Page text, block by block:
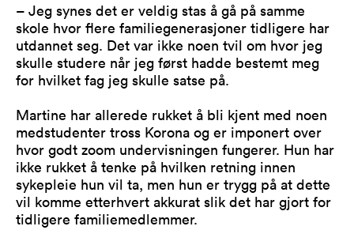
– Jeg synes det er veldig stas å gå på samme
skole hvor flere familiegenerasjoner tidligere har
utdannet seg. Det var ikke noen tvil om hvor jeg
skulle studere når jeg først hadde bestemt meg
for hvilket fag jeg skulle satse på.
Martine har allerede rukket å bli kjent med noen
medstudenter tross Korona og er imponert over
hvor godt zoom undervisningen fungerer. Hun har
ikke rukket å tenke på hvilken retning innen
sykepleie hun vil ta, men hun er trygg på at dette
vil komme etterhvert akkurat slik det har gjort for
tidligere familiemedlemmer.